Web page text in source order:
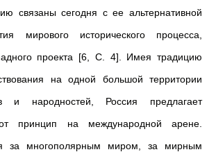
связаны сегодня с ее альтернативной
мирового исторического процесса,
проекта [6, С. 4]. Имея традицию
на одной большой территории
и народностей, Россия предлагает
принцип на международной арене.
за многополярным миром, за мирным